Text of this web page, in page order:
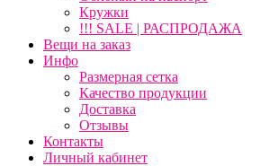
Кружки
!!! SALE | РАСПРОДАЖА
Вещи на заказ
Инфо
Размерная сетка
Качество продукции
Доставка
Отзывы
Контакты
Личный кабинет